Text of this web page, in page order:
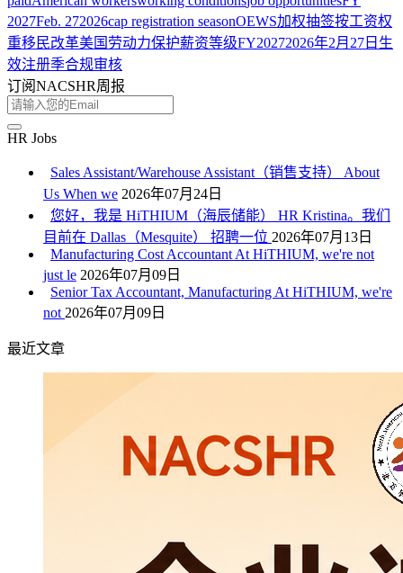
2027Feb. 272026cap registration seasonOEWS加权抽签按工资权
重移民改革美国劳动力保护薪资等级FY20272026年2月27日生
效注册季合规审核
订阅NACSHR周报
HR Jobs
Sales Assistant/Warehouse Assistant（销售支持） About
Us When we 2026年07月24日
您好，我是 HiTHIUM（海辰储能） HR Kristina。我们
目前在 Dallas（Mesquite） 招聘一位 2026年07月13日
Manufacturing Cost Accountant At HiTHIUM, we're not
just le 2026年07月09日
Senior Tax Accountant, Manufacturing At HiTHIUM, we're
not 2026年07月09日
最近文章